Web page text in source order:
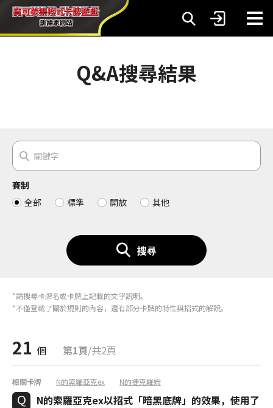
Q&A搜尋結果
賽制
全部
標準 開放 其他
搜尋
*請搜尋卡牌名或卡牌上記載的文字說明。
*不僅登載了關於規則的內容，還有部分卡牌的特性與招式的解說。
21 個 第1頁/共2頁
相關卡牌 N的索羅亞克ex N的捷克羅姆
N的索羅亞克ex以招式「暗黑底牌」的效果，使用了